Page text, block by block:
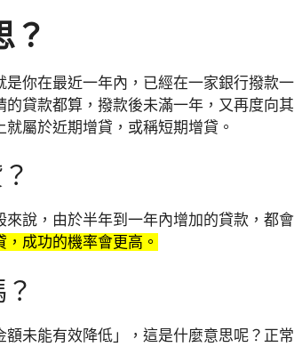
？
是你在最近一年內，已經在一家銀行撥款一
貸款都算，撥款後未滿一年，又再度向
屬於近期增貸，或稱短期增貸。
說，由於半年到一年內增加的貸款，都
成功的機率會更高。
未能有效降低」，這是什麼意思呢？正